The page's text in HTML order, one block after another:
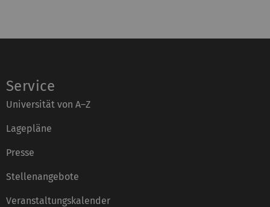
Service
Universität von A–Z
Lagepläne
Presse
Stellenangebote
Veranstaltungskalender